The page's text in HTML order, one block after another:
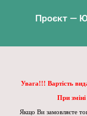
Проєкт —
Увага!!! Вартість
При
Якщо Ви замовляєте